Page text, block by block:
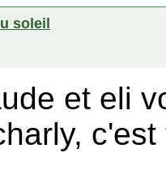
soleil
et eli
c'est